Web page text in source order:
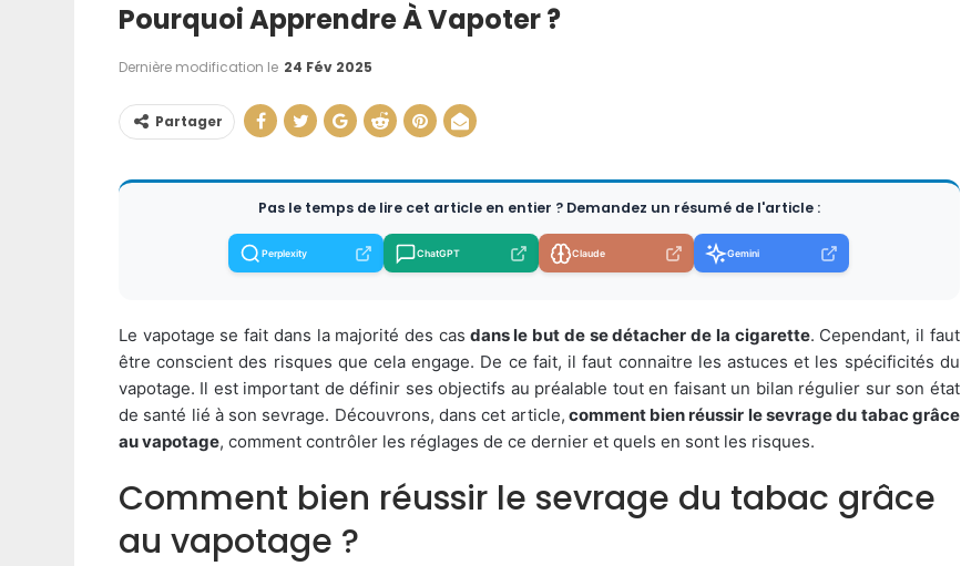
Pourquoi Apprendre À Vapoter ?
Dernière modification le 24 Fév 2025
Partager
Pas le temps de lire cet article en entier ? Demandez un résumé de l'article :
Perplexity ChatGPT Claude Gemini
Le vapotage se fait dans la majorité des cas dans le but de se détacher de la cigarette. Cependant, il faut
être conscient des risques que cela engage. De ce fait, il faut connaitre les astuces et les spécificités du
vapotage. Il est important de définir ses objectifs au préalable tout en faisant un bilan régulier sur son état
de santé lié à son sevrage. Découvrons, dans cet article, comment bien réussir le sevrage du tabac grâce
au vapotage, comment contrôler les réglages de ce dernier et quels en sont les risques.
Comment bien réussir le sevrage du tabac grâce
au vapotage ?
Aménager Une Petite
Cuisine : Nos Astuces Pour
20 Juil 2026